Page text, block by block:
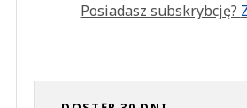
Posiadasz subskrybcję?